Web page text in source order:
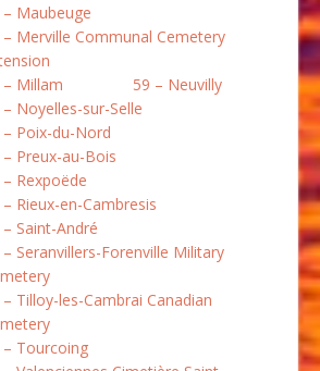
– Maubeuge
– Merville Communal Cemetery
– Millam
59 – Neuvilly
– Noyelles-sur-Selle
– Poix-du-Nord
– Preux-au-Bois
– Rexpoëde
– Rieux-en-Cambresis
– Saint-André
– Seranvillers-Forenville Military
– Tilloy-les-Cambrai Canadian
– Tourcoing